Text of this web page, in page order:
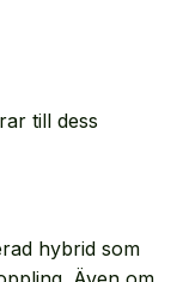
till dess
hybrid som